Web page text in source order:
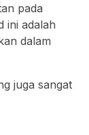
pada
ini adalah
dalam
juga sangat